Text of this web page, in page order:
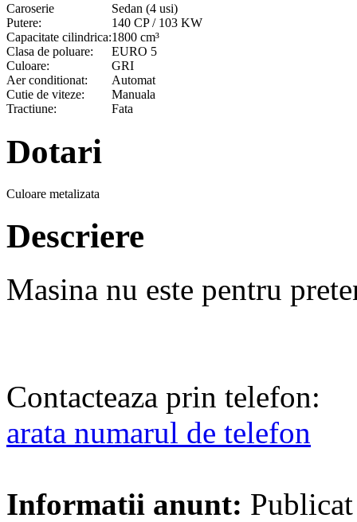
Caroserie
Sedan (4 usi)
Putere:
140 CP / 103 KW
Capacitate cilindrica:1800 cm³
Clasa de poluare:
EURO 5
Culoare:
GRI
Aer conditionat:
Automat
Cutie de viteze:
Manuala
Tractiune:
Fata
Dotari
Culoare metalizata
Descriere
Masina nu este pentru
Contacteaza prin telefon:
arata numarul de telefon
Informatii anunt: